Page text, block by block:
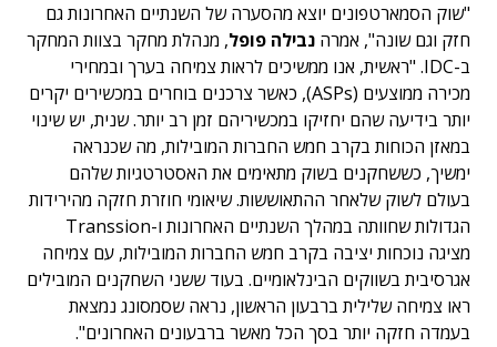
"שוק הסמארטפונים יוצא מהסערה של השנתיים האחרונות גם
חזק וגם שונה", אמרה נבילה פופל, מנהלת מחקר בצוות המחקר
ב-IDC. "ראשית, אנו ממשיכים לראות צמיחה בערך ובמחירי
מכירה ממוצעים (ASPs), כאשר צרכנים בוחרים במכשירים יקרים
יותר בידיעה שהם יחזיקו במכשיריהם זמן רב יותר. שנית, יש שינוי
במאזן הכוחות בקרב חמש החברות המובילות, מה שכנראה
ימשיך, כששחקנים בשוק מתאימים את האסטרטגיות שלהם
בעולם לשוק שלאחר ההתאוששות. שיאומי חוזרת חזקה מהירידות
הגדולות שחוותה במהלך השנתיים האחרונות ו-Transsion
מציגה נוכחות יציבה בקרב חמש החברות המובילות, עם צמיחה
אגרסיבית בשווקים הבינלאומיים. בעוד ששני השחקנים המובילים
ראו צמיחה שלילית ברבעון הראשון, נראה שסמסונג נמצאת
בעמדה חזקה יותר בסך הכל מאשר ברבעונים האחרונים".